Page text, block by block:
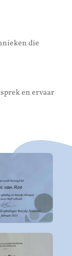
die
en ervaar